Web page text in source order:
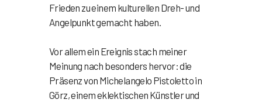
Frieden zu einem kulturellen Dreh- und
Angelpunkt gemacht haben.
Vor allem ein Ereignis stach meiner
Meinung nach besonders hervor: die
Präsenz von Michelangelo Pistoletto in
Görz, einem eklektischen Künstler und